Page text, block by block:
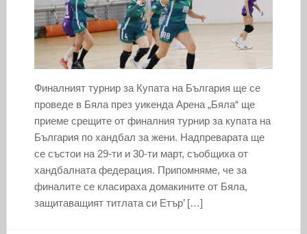
Финалният турнир за Купата на България ще се
проведе в Бяла през уикенда Арена „Бяла“ ще
приеме срещите от финалния турнир за купата на
България по хандбал за жени. Надпреварата ще
се състои на 29-ти и 30-ти март, съобщиха от
хандбалната федерация. Припомняме, че за
финалите се класираха домакините от Бяла,
защитаващият титлата си Етър’ […]